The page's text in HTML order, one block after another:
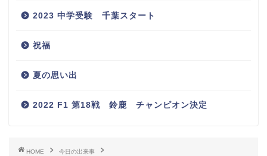
2023 中学受験 千葉スタート
祝福
夏の思い出
2022 F1 第18戦 鈴鹿 チャンピオン決定
HOME
今日の出来事